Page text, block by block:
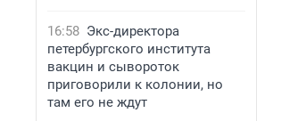
16:58 Экс-директора
петербургского института
вакцин и сывороток
приговорили к колонии, но
там его не ждут